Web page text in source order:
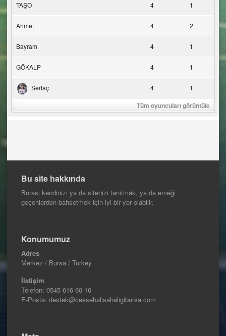
TAŞO 4 1
Ahmet 4 2
Bayram 4 1
GÖKALP 4 1
Sertaç 4 1
Tüm oyuncuları görüntüle
Bu site hakkında
Burası kendinizi ya da sitenizi tanıtmak, ya da emeği
geçenlerden bahsetmek için iyi bir yer olabilir.
Konumumuz
Adres
Merkez / Bursa / Turkey
İletişim
Telefon: 0545 616 60 16
E-Posta: destek@cessehalisahaligibursa.com